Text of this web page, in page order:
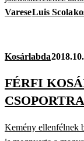
VareseLuis Scola
Kosárlabda
FÉRFI
Kemény ellenfélnek